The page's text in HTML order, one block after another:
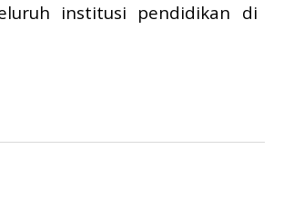
institusi pendidikan di